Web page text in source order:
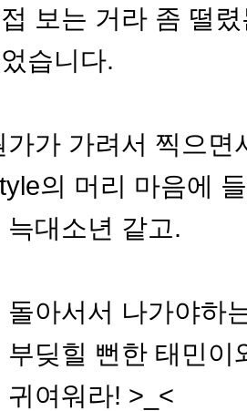
보는 거라 좀 떨
습니다.
가가 가려서 찍으면
의 머리 마음에
대소년 같고.
돌아서서 나가야하
부딪힐 뻔한 태민
귀여워라! >_<